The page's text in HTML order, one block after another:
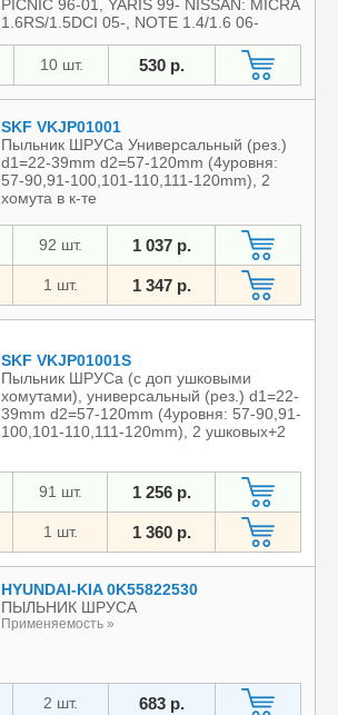
PICNIC 96-01, YARIS 99- NISSAN: MICRA
1.6RS/1.5DCI 05-, NOTE 1.4/1.6 06-
10 шт. 530 р.
SKF VKJP01001
Пыльник ШРУСа Универсальный (рез.)
d1=22-39mm d2=57-120mm (4уровня:
57-90,91-100,101-110,111-120mm), 2
хомута в к-те
92 шт. 1 037 р.
1 шт. 1 347 р.
SKF VKJP01001S
Пыльник ШРУСа (с доп ушковыми
хомутами), универсальный (рез.) d1=22-
39mm d2=57-120mm (4уровня: 57-90,91-
100,101-110,111-120mm), 2 ушковых+2
91 шт. 1 256 р.
1 шт. 1 360 р.
HYUNDAI-KIA 0K55822530
ПЫЛЬНИК ШРУСА
Применяемость »
2 шт. 683 р.